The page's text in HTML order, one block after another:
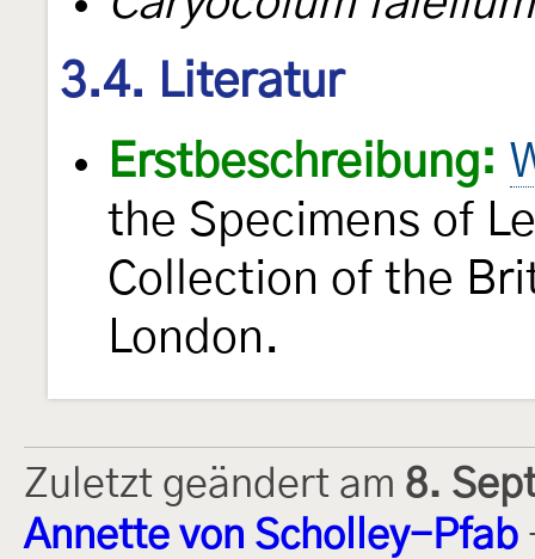
3.4. Literatur
Erstbeschreibung:
the Specimens of
Collection of the
London.
Zuletzt geändert am 8.
Annette von Scholley-Pfab